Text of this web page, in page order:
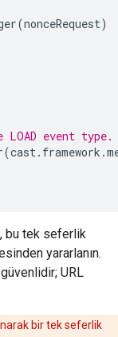
(nonceRequest)
event type.
(cast. framework .
bu tek seferlik
yararlanın.
URL
bir tek seferlik